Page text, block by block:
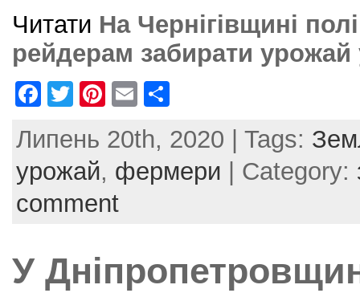
Читати На Чернігівщині
рейдерам забирати
F
c
e
b
o
k
T
itt
er
Pi
er
e
st
E
ai
l
ar
e
Липень 20th, 2020 | Tags:
урожай, фермери | Category:
comment
У